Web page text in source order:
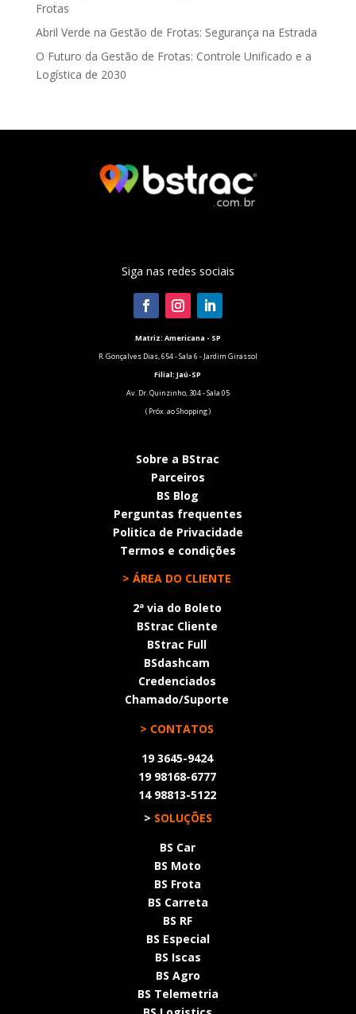
Frotas
Abril Verde na Gestão de Frotas: Segurança na Estrada
O Futuro da Gestão de Frotas: Controle Unificado e a
Logística de 2030
Siga nas redes sociais
Matriz: Americana - SP
R. Gonçalves Dias, 654 - Sala 6 - Jardim Girassol
Filial: Jaú-SP
Av. Dr. Quinzinho, 304 - Sala 05
( Próx. ao Shopping )
Sobre a BStrac
Parceiros
BS Blog
Perguntas frequentes
Politica de Privacidade
Termos e condições
> ÁREA DO CLIENTE
2ª via do Boleto
BStrac Cliente
BStrac Full
BSdashcam
Credenciados
Chamado/Suporte
> CONTATOS
19 3645-9424
19 98168-6777
14 98813-5122
> SOLUÇÕES
BS Car
BS Moto
BS Frota
BS Carreta
BS RF
BS Especial
BS Iscas
BS Agro
BS Telemetria